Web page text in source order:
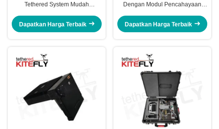
Tethered System Mudah
Dapatkan Harga Terbaik
Dengan Modul Pencahayaan
Dapatkan Harga Terbaik